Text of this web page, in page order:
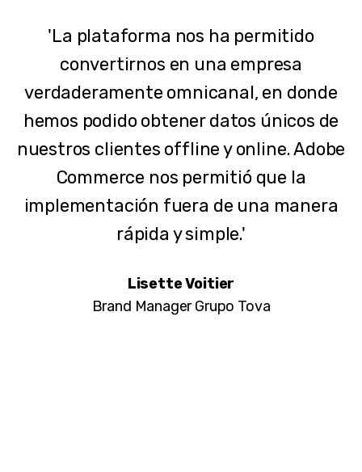
'La plataforma nos ha permitido
convertirnos en una empresa
verdaderamente omnicanal, en donde
hemos podido obtener datos únicos de
nuestros clientes offline y online. Adobe
Commerce nos permitió que la
implementación fuera de una manera
rápida y simple.'
Lisette Voitier
Brand Manager Grupo Tova